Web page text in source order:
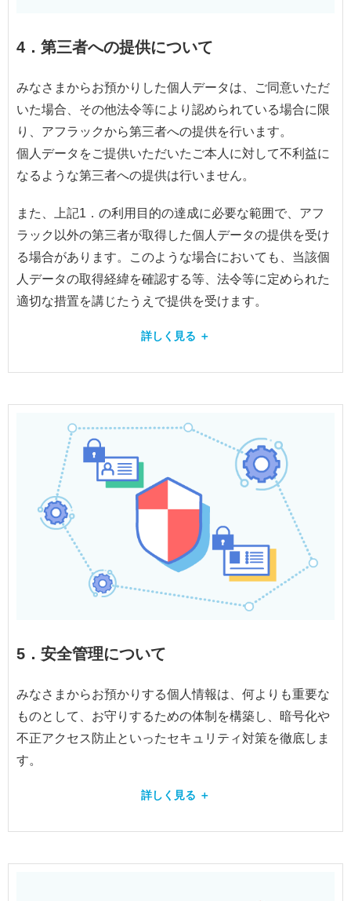
4．第三者への提供について
みなさまからお預かりした個人データは、ご同意いただ
いた場合、その他法令等により認められている場合に限
り、アフラックから第三者への提供を行います。
個人データをご提供いただいたご本人に対して不利益に
なるような第三者への提供は行いません。
また、上記1．の利用目的の達成に必要な範囲で、アフ
ラック以外の第三者が取得した個人データの提供を受け
る場合があります。このような場合においても、当該個
人データの取得経緯を確認する等、法令等に定められた
適切な措置を講じたうえで提供を受けます。
詳しく見る ＋
5．安全管理について
みなさまからお預かりする個人情報は、何よりも重要な
ものとして、お守りするための体制を構築し、暗号化や
不正アクセス防止といったセキュリティ対策を徹底しま
す。
詳しく見る ＋